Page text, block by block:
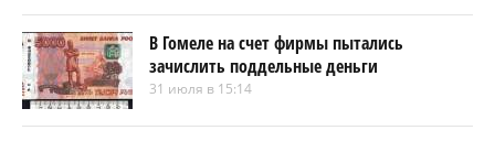
В Гомеле на счет фирмы пытались
зачислить поддельные деньги
31 июля в 15:14